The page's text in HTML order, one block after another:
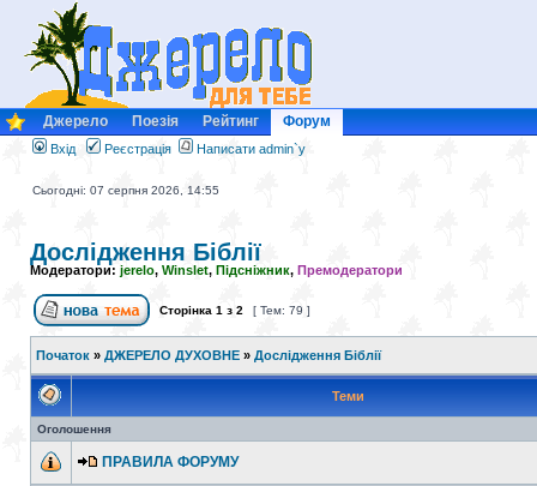
Джерело Поезія Рейтинг Форум
Вхід Реєстрація Написати admin`у
Сьогодні: 07 серпня 2026, 14:55
Дослідження Біблії
Модератори: jerelo, Winslet, Підсніжник, Премодератори
Сторінка 1 з 2 [ Тем: 79 ]
Початок » ДЖЕРЕЛО ДУХОВНЕ » Дослідження Біблії
Теми
Оголошення
ПРАВИЛА ФОРУМУ